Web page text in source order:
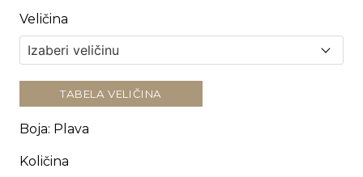
Veličina
TABELA VELIČINA
Boja: Plava
Količina